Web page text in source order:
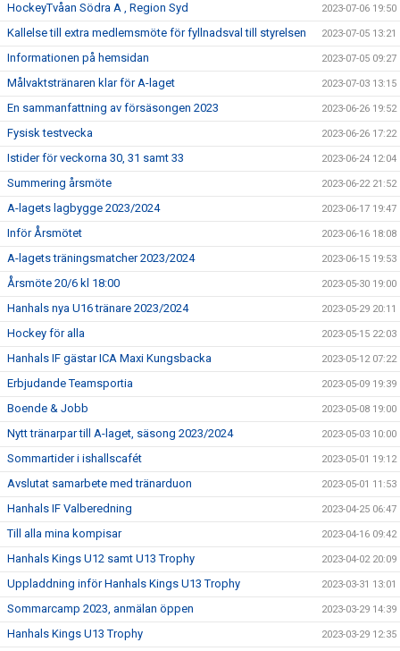
HockeyTvåan Södra A , Region Syd 2023-07-06 19:50
Kallelse till extra medlemsmöte för fyllnadsval till styrelsen 2023-07-05 13:21
Informationen på hemsidan 2023-07-05 09:27
Målvaktstränaren klar för A-laget 2023-07-03 13:15
En sammanfattning av försäsongen 2023 2023-06-26 19:52
Fysisk testvecka 2023-06-26 17:22
Istider för veckorna 30, 31 samt 33 2023-06-24 12:04
Summering årsmöte 2023-06-22 21:52
A-lagets lagbygge 2023/2024 2023-06-17 19:47
Inför Årsmötet 2023-06-16 18:08
A-lagets träningsmatcher 2023/2024 2023-06-15 19:53
Årsmöte 20/6 kl 18:00 2023-05-30 19:00
Hanhals nya U16 tränare 2023/2024 2023-05-29 20:11
Hockey för alla 2023-05-15 22:03
Hanhals IF gästar ICA Maxi Kungsbacka 2023-05-12 07:22
Erbjudande Teamsportia 2023-05-09 19:39
Boende & Jobb 2023-05-08 19:00
Nytt tränarpar till A-laget, säsong 2023/2024 2023-05-03 10:00
Sommartider i ishallscafét 2023-05-01 19:12
Avslutat samarbete med tränarduon 2023-05-01 11:53
Hanhals IF Valberedning 2023-04-25 06:47
Till alla mina kompisar 2023-04-16 09:42
Hanhals Kings U12 samt U13 Trophy 2023-04-02 20:09
Uppladdning inför Hanhals Kings U13 Trophy 2023-03-31 13:01
Sommarcamp 2023, anmälan öppen 2023-03-29 14:39
Hanhals Kings U13 Trophy 2023-03-29 12:35